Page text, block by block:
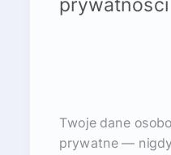
prywatności
Twoje dane
prywatne —